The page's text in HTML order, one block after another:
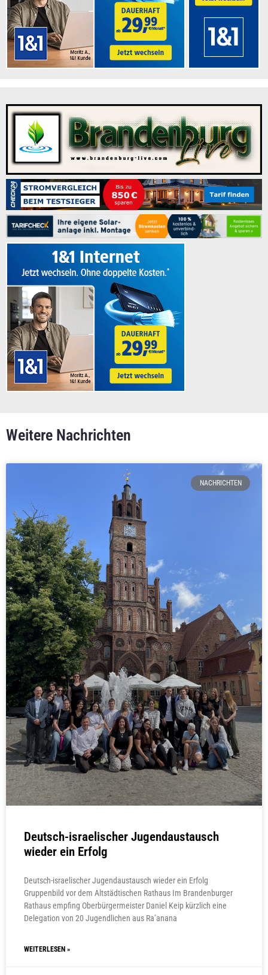
Weitere Nachrichten
NACHRICHTEN
Deutsch-israelischer Jugendaustausch
wieder ein Erfolg
Deutsch-israelischer Jugendaustausch wieder ein Erfolg
Gruppenbild vor dem Altstädtischen Rathaus Im Brandenburger
Rathaus empfing Oberbürgermeister Daniel Keip kürzlich eine
Delegation von 20 Jugendlichen aus Ra’anana
WEITERLESEN »